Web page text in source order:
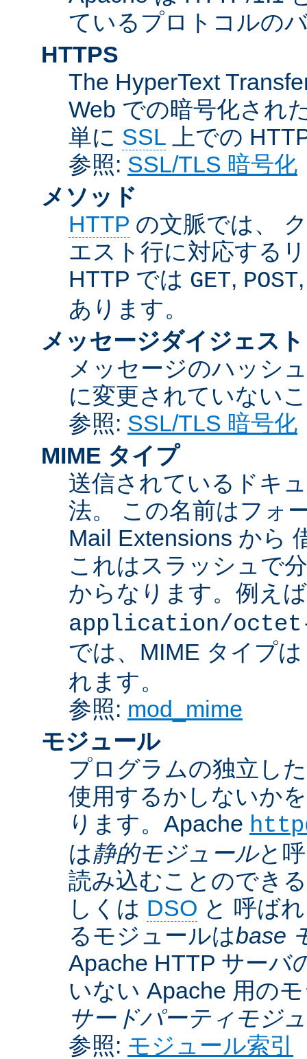
ているプロトコルの
HTTPS
The HyperText
Web での暗号化され
単に SSL 上での
参照: SSL/TLS 暗号化
メソッド
HTTP の文脈では、
エスト行に対応する
HTTP では GET, POST
あります。
メッセージダイジェスト
メッセージのハッシ
に変更されていない
参照: SSL/TLS 暗号化
MIME タイプ
送信されているドキ
法。 この名前はフォ
Mail Extensions から
これはスラッシュで
からなります。例え
application/
では、MIME タイプ
れます。
参照: mod_mime
モジュール
プログラムの独立し
使用するかしないか
ります。Apache
は静的モジュールと
読み込むことのでき
しくは DSO と 呼ば
るモジュールはbase
Apache HTTP サーバ
いない Apache 用の
サードパーティモジ
参照: モジュール索引